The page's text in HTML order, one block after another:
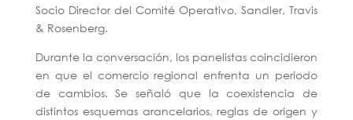
Socio Director del Comité Operativo,Sandler, Travis
& Rosenberg.
Durante la conversación, los panelistas coincidieron
en que el comercio regional enfrenta un periodo
de cambios. Se señaló que la coexistencia de
distintos esquemas arancelarios, reglas de origen y